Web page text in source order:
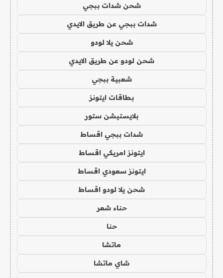
شحن شدات ببجي
شدات ببجي عن طريق الايدي
شحن يلا لودو
شحن لودو عن طريق الايدي
شعبية ببجي
بطاقات ايتونز
بلايستيشن ستور
شدات ببجي اقساط
ايتونز امريكي اقساط
ايتونز سعودي اقساط
شحن يلا لودو اقساط
حناء شعر
حنا
ماتشا
شاي ماتشا